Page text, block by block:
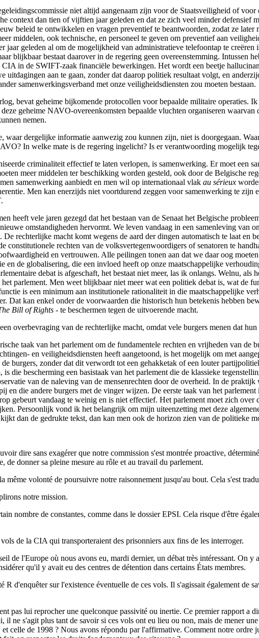
niet altijd aangenaam zijn voor de Staatsveiligheid of
context dan tien of vijftien jaar geleden en dat ze zich veel minder defensief
beleid te ontwikkelen en vragen preventief te beantwoorden, zodat ze
middelen, ook technische, en personeel te geven om preventief aan
geleden al om de mogelijkheid van administratieve telefoontap te
blijkbaar bestaat daarover in de regering geen overeenstemming. Intussen
in de SWIFT-zaak financiële bewerkingen. Het wordt een beetje
uitdagingen aan te gaan, zonder dat daarop politiek resultaat volgt, en
samenwerkingsverband met onze veiligheidsdiensten zou moeten bestaan.
bevat geheime bijkomende protocollen voor bepaalde militaire operaties.
geheime NAVO-overeenkomsten bepaalde vluchten organiseren
nemen.
waar dergelijke informatie aanwezig zou kunnen zijn, niet is doorgegaan.
In welke mate is de regering ingelicht? Is er verantwoording mogelijk
criminaliteit effectief te laten verlopen, is samenwerking. Er moet een
meer middelen ter beschikking worden gesteld, ook door de Belgische
samenwerking aanbiedt en men wil op internationaal vlak au sérieux
Men kan enerzijds niet voortdurend zeggen voor samenwerking te zijn
heeft vele jaren gezegd dat het bestaan van de Senaat het Belgische
omstandigheden hervormt. We leven vandaag in een samenleving van
rechterlijke macht komt wegens de aard der dingen automatisch te laat
constitutionele rechten van de volksvertegenwoordigers of senatoren te
en vertrouwen. Alle peilingen tonen aan dat we daar oog
en de globalisering, die een invloed heeft op onze maatschappelijke
debat is afgeschaft, het bestaat niet meer, las ik onlangs. Welnu, als
parlement. Men weet blijkbaar niet meer wat een politiek debat is, wat de
is een minimum aan institutionele rationaliteit in die maatschappelijke
Dat kan enkel onder de voorwaarden die historisch hun betekenis hebben
Bill of Rights - te beschermen tegen de uitvoerende macht.
overbevraging van de rechterlijke macht, omdat vele burgers menen dat
taak van het parlement om de fundamentele rechten en vrijheden van de
en veiligheidsdiensten heeft aangetoond, is het mogelijk om met
burgers, zonder dat dit verwordt tot een gehakketak of een louter
die bescherming een basistaak van het parlement die de klassieke
van de naleving van de mensenrechten door de overheid. In de
en die andere burgers met de vinger wijzen. De eerste taak van het
gebeurt vandaag te weinig en is niet effectief. Het parlement moet zich
Persoonlijk vond ik het belangrijk om mijn uiteenzetting met deze
dan de gedrukte tekst, dan kan men ook de horizon zien van de politieke
dire sans exagérer que notre commission s'est montrée proactive,
donner sa pleine mesure au rôle et au travail du parlement.
volonté de poursuivre notre raisonnement jusqu'au bout. Cela s'est
notre mission.
nombre de constantes, comme dans le dossier EPSI. Cela risque d'être
de la CIA qui transporteraient des prisonniers aux fins de les interroger.
de l'Europe où nous avons eu, mardi dernier, un débat très intéressant. On
qu'il y avait eu des centres de détention dans certains États membres.
d'enquêter sur l'existence éventuelle de ces vols. Il s'agissait également de
pas lui reprocher une quelconque passivité ou inertie. Ce premier rapport a
ne s'agit plus tant de savoir si ces vols ont eu lieu ou non, mais de mener
celle de 1998 ? Nous avons répondu par l'affirmative. Comment notre